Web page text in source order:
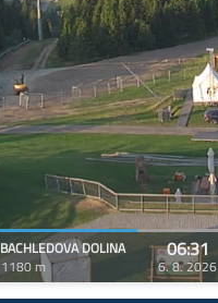
BACHLEDOVA DOLINA
1180 m
06:31
6. 8. 2026